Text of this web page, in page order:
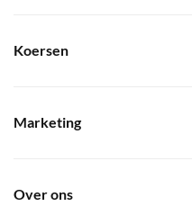
Koersen
Marketing
Over ons